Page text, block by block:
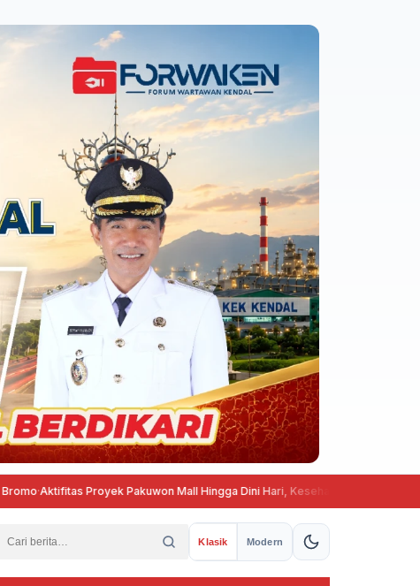
Aktifitas Proyek Pakuwon Mall Hingga Dini Hari, Kesehatan dan Ketenangan
Klasik Modern